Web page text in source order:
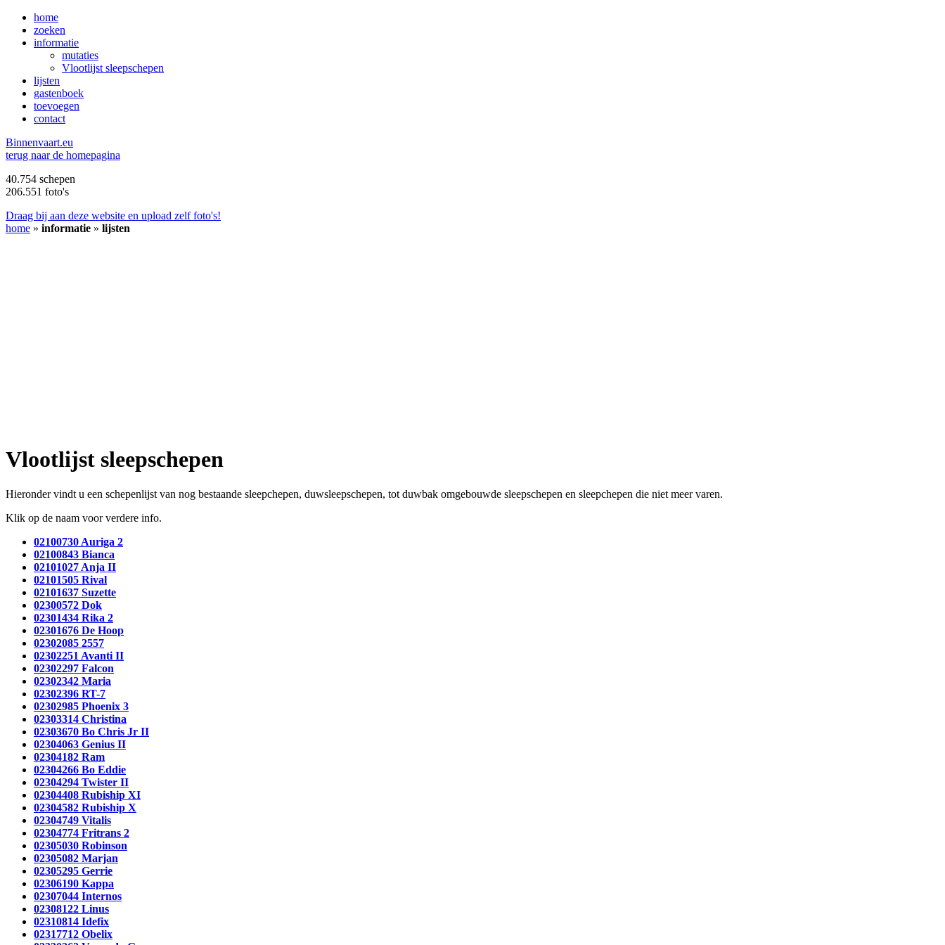
home
zoeken
informatie
mutaties
Vlootlijst sleepschepen
lijsten
gastenboek
toevoegen
contact
Binnenvaart.eu
terug naar de homepagina
40.754 schepen
206.551 foto's
Draag bij aan deze website en upload zelf foto's!
home » informatie » lijsten
Vlootlijst sleepschepen
Hieronder vindt u een schepenlijst van nog bestaande sleepchepen, duwsleepschepen, tot duwbak omgebouwde sleepschepen en sleepchepen die niet meer varen.
Klik op de naam voor verdere info.
02100730 Auriga 2
02100843 Bianca
02101027 Anja II
02101505 Rival
02101637 Suzette
02300572 Dok
02301434 Rika 2
02301676 De Hoop
02302085 2557
02302251 Avanti II
02302297 Falcon
02302342 Maria
02302396 RT-7
02302985 Phoenix 3
02303314 Christina
02303670 Bo Chris Jr II
02304063 Genius II
02304182 Ram
02304266 Bo Eddie
02304294 Twister II
02304408 Rubiship XI
02304582 Rubiship X
02304749 Vitalis
02304774 Fritrans 2
02305030 Robinson
02305082 Marjan
02305295 Gerrie
02306190 Kappa
02307044 Internos
02308122 Linus
02310814 Idefix
02317712 Obelix